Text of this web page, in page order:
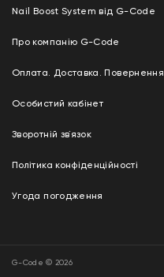
Nail Boost System від G-Code
Про компанію G-Code
Оплата. Доставка. Повернення
Особистий кабінет
Зворотній зв`язок
Політика конфіденційності
Угода погодження
G-Code © 2026